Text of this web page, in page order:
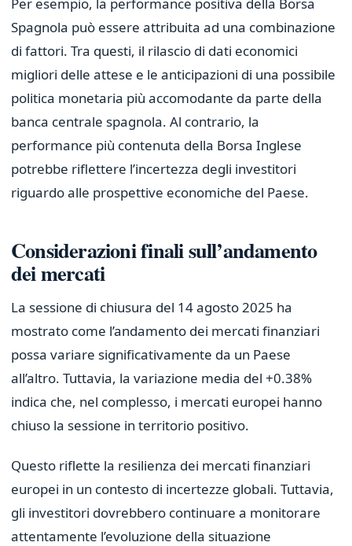
Spagnola può essere attribuita ad una combinazione
di fattori. Tra questi, il rilascio di dati economici
migliori delle attese e le anticipazioni di una possibile
politica monetaria più accomodante da parte della
banca centrale spagnola. Al contrario, la
performance più contenuta della Borsa Inglese
potrebbe riflettere l’incertezza degli investitori
riguardo alle prospettive economiche del Paese.
Considerazioni finali sull’andamento
dei mercati
La sessione di chiusura del 14 agosto 2025 ha
mostrato come l’andamento dei mercati finanziari
possa variare significativamente da un Paese
all’altro. Tuttavia, la variazione media del +0.38%
indica che, nel complesso, i mercati europei hanno
chiuso la sessione in territorio positivo.
Questo riflette la resilienza dei mercati finanziari
europei in un contesto di incertezze globali. Tuttavia,
gli investitori dovrebbero continuare a monitorare
attentamente l’evoluzione della situazione